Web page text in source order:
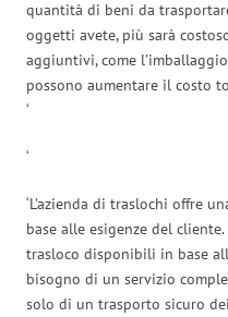
quantità di beni da
oggetti avete, più sarà
aggiuntivi, come
possono aumentare il costo
‘
‘
‘L’azienda di traslochi offre
base alle esigenze del
trasloco disponibili in base
bisogno di un servizio
solo di un trasporto sicuro